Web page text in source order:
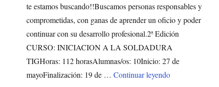
te estamos buscando!!Buscamos personas responsables y
comprometidas, con ganas de aprender un oficio y poder
continuar con su desarrollo profesional.2ª Edición
CURSO: INICIACION A LA SOLDADURA
TIGHoras: 112 horasAlumnas/os: 10Inicio: 27 de
mayoFinalización: 19 de …Continuar leyendo"Curso de